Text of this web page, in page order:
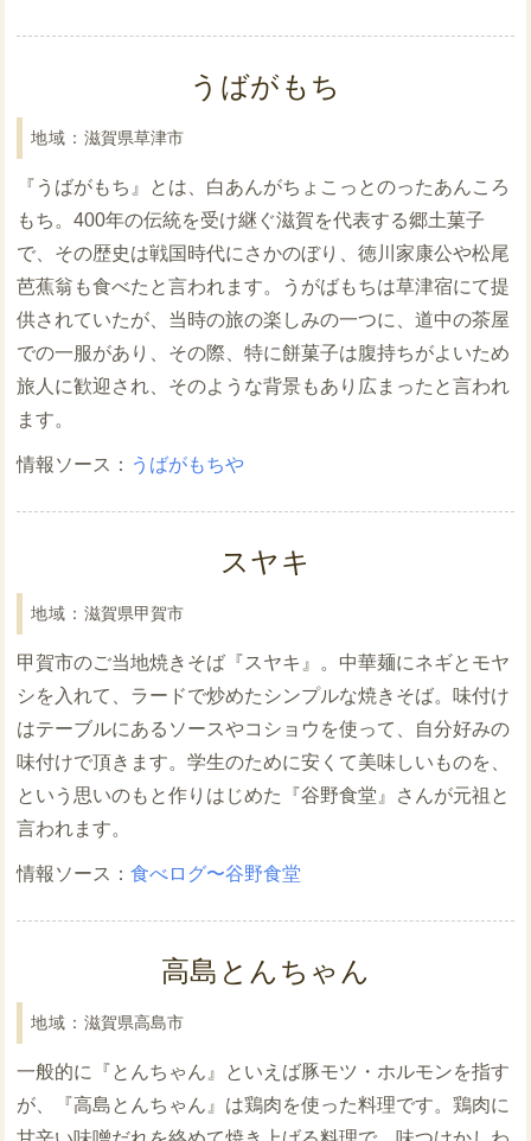
うばがもち
滋賀県草津市
『うばがもち』とは、白あんがちょこっとのったあんころ
もち。400年の伝統を受け継ぐ滋賀を代表する郷土菓子
で、その歴史は戦国時代にさかのぼり、徳川家康公や松尾
芭蕉翁も食べたと言われます。うがばもちは草津宿にて提
供されていたが、当時の旅の楽しみの一つに、道中の茶屋
での一服があり、その際、特に餅菓子は腹持ちがよいため
旅人に歓迎され、そのような背景もあり広まったと言われ
ます。
うばがもちや
スヤキ
滋賀県甲賀市
甲賀市のご当地焼きそば『スヤキ』。中華麺にネギとモヤ
シを入れて、ラードで炒めたシンプルな焼きそば。味付け
はテーブルにあるソースやコショウを使って、自分好みの
味付けで頂きます。学生のために安くて美味しいものを、
という思いのもと作りはじめた『谷野食堂』さんが元祖と
言われます。
食べログ〜谷野食堂
高島とんちゃん
滋賀県高島市
一般的に『とんちゃん』といえば豚モツ・ホルモンを指す
が、『高島とんちゃん』は鶏肉を使った料理です。鶏肉に